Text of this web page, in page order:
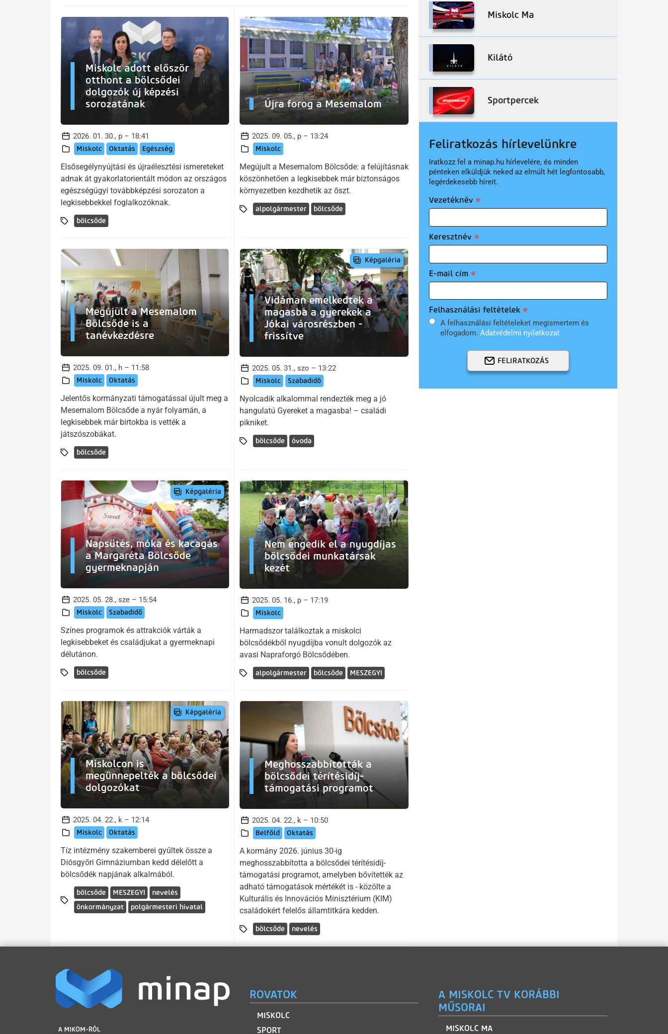
Miskolc adott először
otthont a bölcsődei
dolgozók új képzési
sorozatának
2026. 01. 30., p – 18:41
Miskolc Oktatás Egészség
Elsősegélynyújtási és újraélesztési ismereteket
adnak át gyakorlatorientált módon az országos
egészségügyi továbbképzési sorozaton a
legkisebbekkel foglalkozóknak.
bölcsőde
Újra forog a Mesemalom
2025. 09. 05., p – 13:24
Miskolc
Megújult a Mesemalom Bölcsőde: a felújításnak
köszönhetően a legkisebbek már biztonságos
környezetben kezdhetik az őszt.
alpolgármester bölcsőde
Megújult a Mesemalom
Bölcsőde is a
tanévkezdésre
2025. 09. 01., h – 11:58
Miskolc Oktatás
Jelentős kormányzati támogatással újult meg a
Mesemalom Bölcsőde a nyár folyamán, a
legkisebbek már birtokba is vették a
játszószobákat.
bölcsőde
Képgaléria
Vidáman emelkedtek a
magasba a gyerekek a
Jókai városrészben -
frissítve
2025. 05. 31., szo – 13:22
Miskolc Szabadidő
Nyolcadik alkalommal rendezték meg a jó
hangulatú Gyereket a magasba! – családi
pikniket.
bölcsőde óvoda
Képgaléria
Napsütés, móka és kacagás
a Margaréta Bölcsőde
gyermeknapján
2025. 05. 28., sze – 15:54
Miskolc Szabadidő
Színes programok és attrakciók várták a
legkisebbeket és családjukat a gyermeknapi
délutánon.
bölcsőde
Nem engedik el a nyugdíjas
bölcsődei munkatársak
kezét
2025. 05. 16., p – 17:19
Miskolc
Harmadszor találkoztak a miskolci
bölcsődékből nyugdíjba vonult dolgozók az
avasi Napraforgó Bölcsődében.
alpolgármester bölcsőde MESZEGYI
Képgaléria
Miskolcon is
megünnepelték a bölcsődei
dolgozókat
2025. 04. 22., k – 12:14
Miskolc Oktatás
Tíz intézmény szakemberei gyűltek össze a
Diósgyőri Gimnáziumban kedd délelőtt a
bölcsődék napjának alkalmából.
bölcsőde MESZEGYI
nevelés
önkormányzat
polgármesteri hivatal
Meghosszabbították a
bölcsődei térítésidíj-
támogatási programot
2025. 04. 22., k – 10:50
Belföld Oktatás
A kormány 2026. június 30-ig
meghosszabbította a bölcsődei térítésidíj-
támogatási programot, amelyben bővítették az
adható támogatások mértékét is - közölte a
Kulturális és Innovációs Minisztérium (KIM)
családokért felelős államtitkára kedden.
bölcsőde nevelés
Miskolc Ma
Kilátó
Sportpercek
Feliratkozás hírlevelünkre
Iratkozz fel a minap.hu hírlevelére, és minden
pénteken elküldjük neked az elmúlt hét legfontosabb,
legérdekesebb híreit.
Vezetéknév
Keresztnév
E-mail cím
Felhasználási feltételek
A felhasználási feltételeket megismertem és
elfogadom. Adatvédelmi nyilatkozat
FELIRATKOZÁS
LÁBLÉC
A MIKOM-RÓL
ROVATOK
MISKOLC
SPORT
A MISKOLC TV KORÁBBI
MŰSORAI
MISKOLC MA